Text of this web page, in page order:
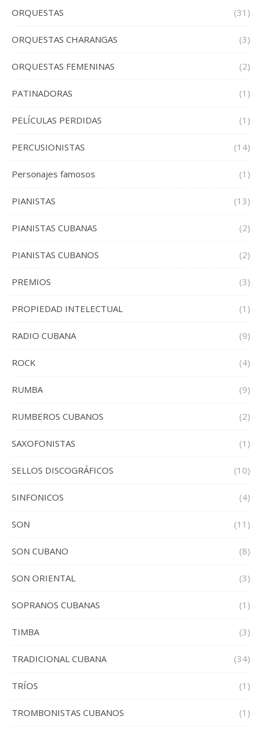
ORQUESTAS (31)
ORQUESTAS CHARANGAS (3)
ORQUESTAS FEMENINAS (2)
PATINADORAS (1)
PELÍCULAS PERDIDAS (1)
PERCUSIONISTAS (14)
Personajes famosos (1)
PIANISTAS (13)
PIANISTAS CUBANAS (2)
PIANISTAS CUBANOS (2)
PREMIOS (3)
PROPIEDAD INTELECTUAL (1)
RADIO CUBANA (9)
ROCK (4)
RUMBA (9)
RUMBEROS CUBANOS (2)
SAXOFONISTAS (1)
SELLOS DISCOGRÁFICOS (10)
SINFONICOS (4)
SON (11)
SON CUBANO (8)
SON ORIENTAL (3)
SOPRANOS CUBANAS (1)
TIMBA (3)
TRADICIONAL CUBANA (34)
TRÍOS (1)
TROMBONISTAS CUBANOS (1)